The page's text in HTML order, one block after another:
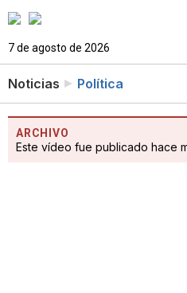
7 de agosto de 2026
Noticias Política
ARCHIVO
Este vídeo fue publicado hace